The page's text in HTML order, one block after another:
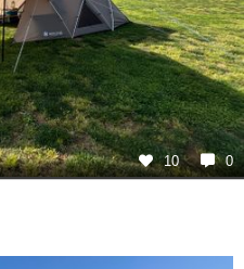
10 0